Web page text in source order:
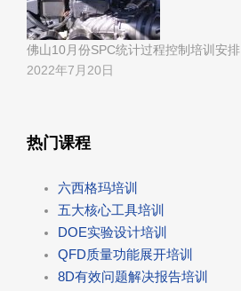
佛山10月份SPC统计过程控制培训安排
2022年7月20日
热门课程
六西格玛培训
五大核心工具培训
DOE实验设计培训
QFD质量功能展开培训
8D有效问题解决报告培训